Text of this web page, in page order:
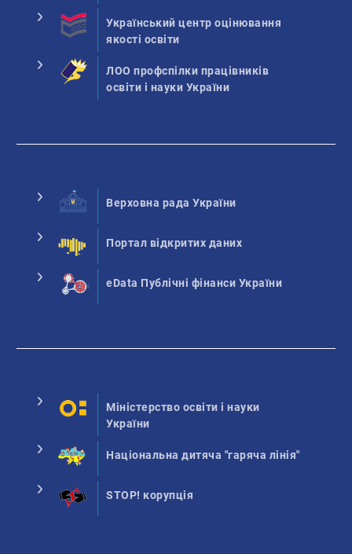
Український центр оцінювання
якості освіти
ЛОО профспілки працівників
освіти і науки України
Верховна рада України
Портал відкритих даних
eData Публічні фінанси України
Міністерство освіти і науки
України
Національна дитяча "гаряча лінія"
STOP! корупція